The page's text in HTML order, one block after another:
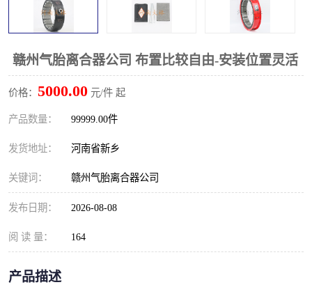
赣州气胎离合器公司 布置比较自由-安装位置灵活
价格： 5000.00 元/件 起
产品数量： 99999.00件
发货地址： 河南省新乡
关键词： 赣州气胎离合器公司
发布日期： 2026-08-08
阅 读 量： 164
产品描述